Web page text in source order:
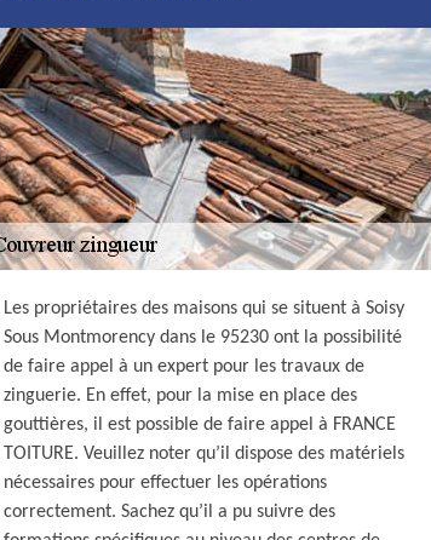
Les propriétaires des maisons qui se situent à Soisy
Sous Montmorency dans le 95230 ont la possibilité
de faire appel à un expert pour les travaux de
zinguerie. En effet, pour la mise en place des
gouttières, il est possible de faire appel à FRANCE
TOITURE. Veuillez noter qu’il dispose des matériels
nécessaires pour effectuer les opérations
correctement. Sachez qu’il a pu suivre des